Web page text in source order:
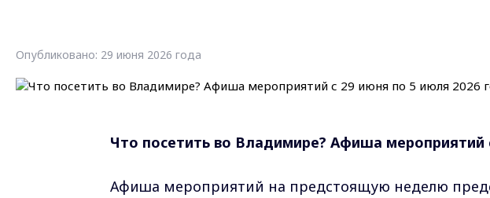
Опубликовано: 29 июня 2026 года
Что посетить во Владимире? Афиша мероприятий
Афиша мероприятий на предстоящую неделю